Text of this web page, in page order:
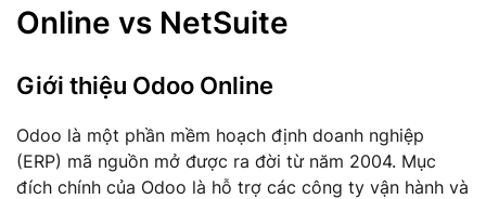
Online vs NetSuite
Giới thiệu Odoo Online
Odoo là một phần mềm hoạch định doanh nghiệp
(ERP) mã nguồn mở được ra đời từ năm 2004. Mục
đích chính của Odoo là hỗ trợ các công ty vận hành và